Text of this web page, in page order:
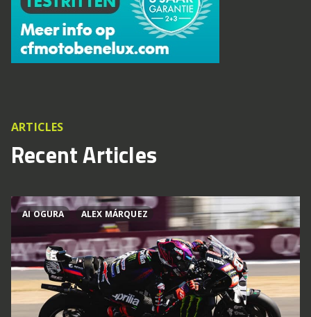
ARTICLES
Recent Articles
AI OGURA ALEX MÁRQUEZ